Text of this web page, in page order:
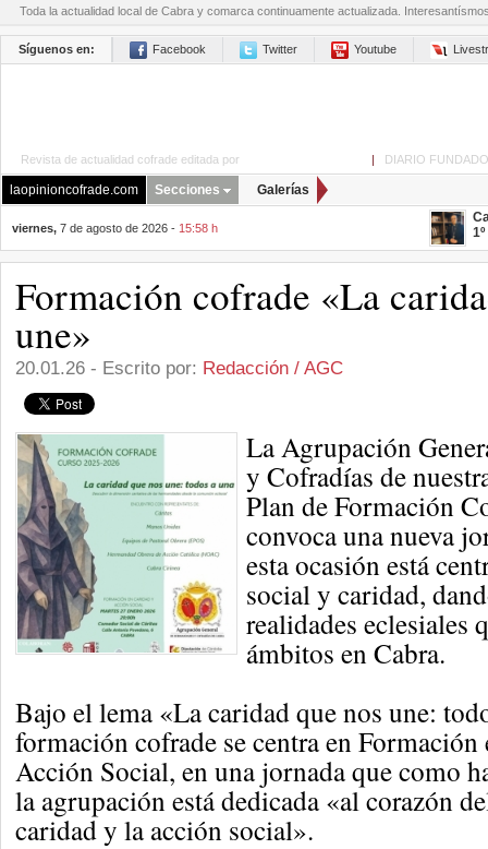
Toda la actualidad local de Cabra y comarca continuamente actualizada.
Síguenos en: Facebook Twitter Youtube
Revista de actualidad cofrade editada por | DIARIO
laopinioncofrade.com Secciones Galerías
viernes, 7 de agosto de 2026 - 15:58 h
Formación cofrade «La
une»
20.01.26 - Escrito por: Redacción / AGC
La Agrupación
y Cofradías de
Plan de Formación
convoca una nueva
esta ocasión está
social y caridad,
realidades eclesiales
ámbitos en Cabra.
Bajo el lema «La caridad que nos une:
formación cofrade se centra en
Acción Social, en una jornada que como
la agrupación está dedicada «al corazón
caridad y la acción social».